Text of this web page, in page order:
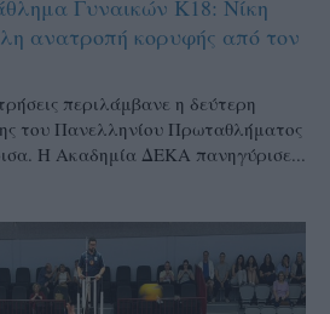
Γυναικών Κ18: Νίκη
ανατροπή κορυφής από τον
περιλάμβανε η δεύτερη
του Πανελληνίου Πρωταθλήματος
Η Ακαδημία ΔΕΚΑ πανηγύρισε...